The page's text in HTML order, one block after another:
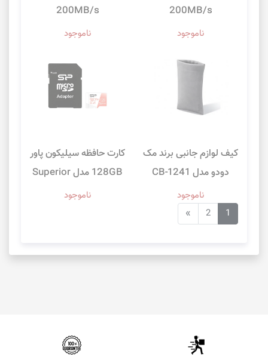
200MB/s
ناموجود
200MB/s
ناموجود
کیف لوازم جانبی برند مک
دودو مدل CB-1241
ناموجود
کارت حافظه سیلیکون پاور
128GB مدل Superior
ناموجود
1
2
»